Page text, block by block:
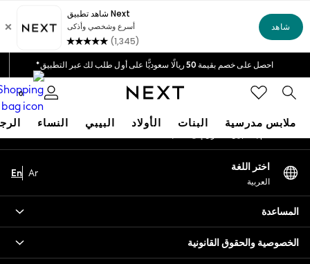
توصيل سريع | نتكفل بدفع جميع الرسوم الجمركية*
خيارات دفع مرنة وآمنة*
احصل على خصم بقيمة 50 ريالًا سعوديًّا على أول طلب لك عبر التطبيق*
0
ملابس مدرسية البنات الأولاد البيبي النساء
Holiday Shop
Modest Holiday Outfits
Summer Nightwear
Occasionwear
Girls
An error occurred on client
شبكاتنا الاجتماعية
حسابي
اختر اللغة
العربية
Ar
En
المساعدة
الخصوصية والحقوق القانونية